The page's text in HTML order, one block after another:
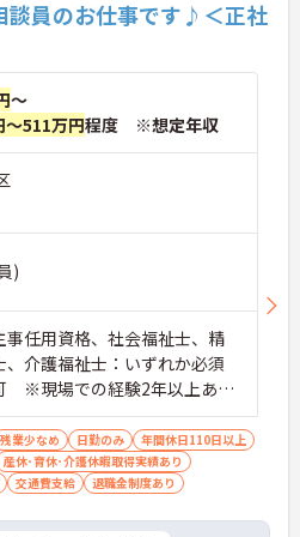
談員のお仕事です♪＜正社
～
～511万円程度 ※想定年収
)
任用資格、社会福祉士、精
、介護福祉士：いずれか必須
※現場での経験2年以上あれ
キル：必須
残業少なめ 日勤のみ
年間休日110日以上
産休･育休･介護休暇取得実績あり
交通費支給 退職金制度あり